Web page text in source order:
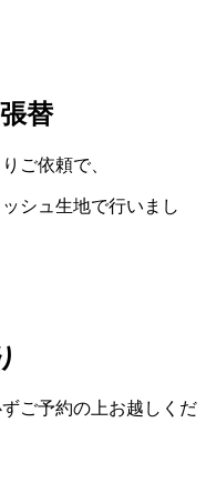
替
ご依頼で、
シュ生地で行いまし
ご予約の上お越しくだ